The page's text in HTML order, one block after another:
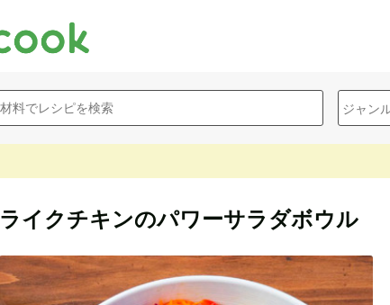
ライクチキンのパワーサラダボウル